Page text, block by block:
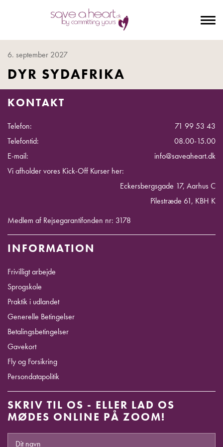
6. september 2027
DYR SYDAFRIKA
KONTAKT
Telefon:
71 99 53 43
Telefontid:
08.00-15.00
E-mail:
info@saveaheart.dk
Vi afholder vores Kick-Off Kurser her:
Eckersbergsgade 17, Aarhus C
Pilestræde 61, KBH K
Medlem af Rejsegarantifonden nr: 3178
INFORMATION
Frivilligt arbejde
Sprogskole
Praktik i udlandet
Generelle Betingelser
Betalingsbetingelser
Gavekort
Fly og Forsikring
Persondatapolitik
SKRIV TIL OS - ELLER LAD OS
MØDES ONLINE PÅ ZOOM!